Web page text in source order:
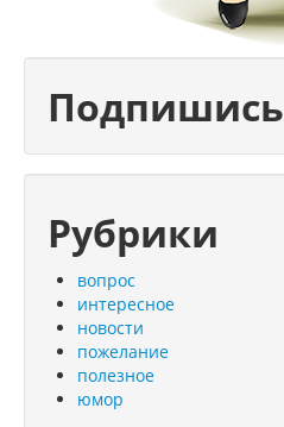
Подпишись
Рубрики
вопрос
интересное
новости
пожелание
полезное
юмор